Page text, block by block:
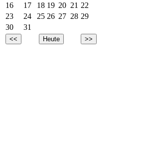
16
17 18 19 20 21 22
23
24 25 26 27 28 29
30
31